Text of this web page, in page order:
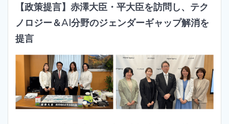
【政策提言】赤澤大臣・平大臣を訪問し、テク
ノロジー＆AI分野のジェンダーギャップ解消を
提言